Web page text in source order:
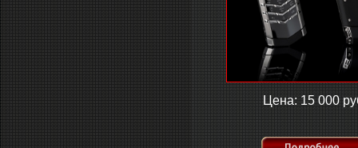
Цена: 15 000